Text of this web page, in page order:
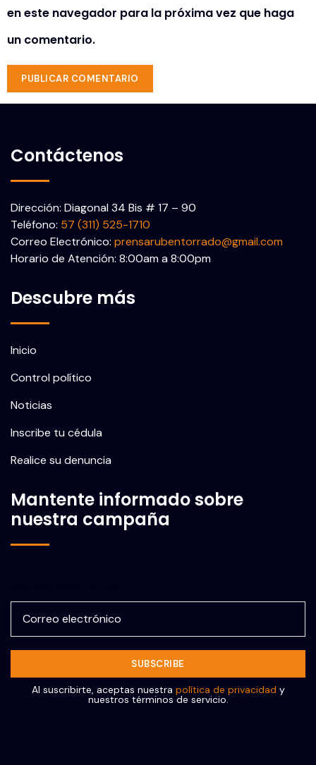
en este navegador para la próxima vez que haga
un comentario.
Contáctenos
Dirección: Diagonal 34 Bis # 17 – 90
Teléfono: 57 (311) 525-1710
Correo Electrónico: prensarubentorrado@gmail.com
Horario de Atención: 8:00am a 8:00pm
Descubre más
Inicio
Control político
Noticias
Inscribe tu cédula
Realice su denuncia
Mantente informado sobre
nuestra campaña
Al suscribirte, aceptas nuestra política de privacidad y
nuestros términos de servicio.